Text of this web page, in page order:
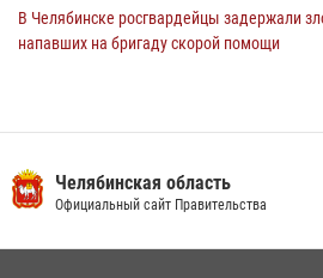
В Челябинске росгвардейцы задержали
напавших на бригаду скорой помощи
13 июля 2026, 03:02 5
Челябинская область
Официальный сайт Правительства